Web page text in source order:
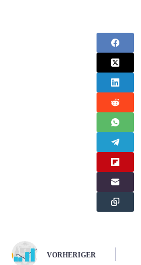
VORHERIGER